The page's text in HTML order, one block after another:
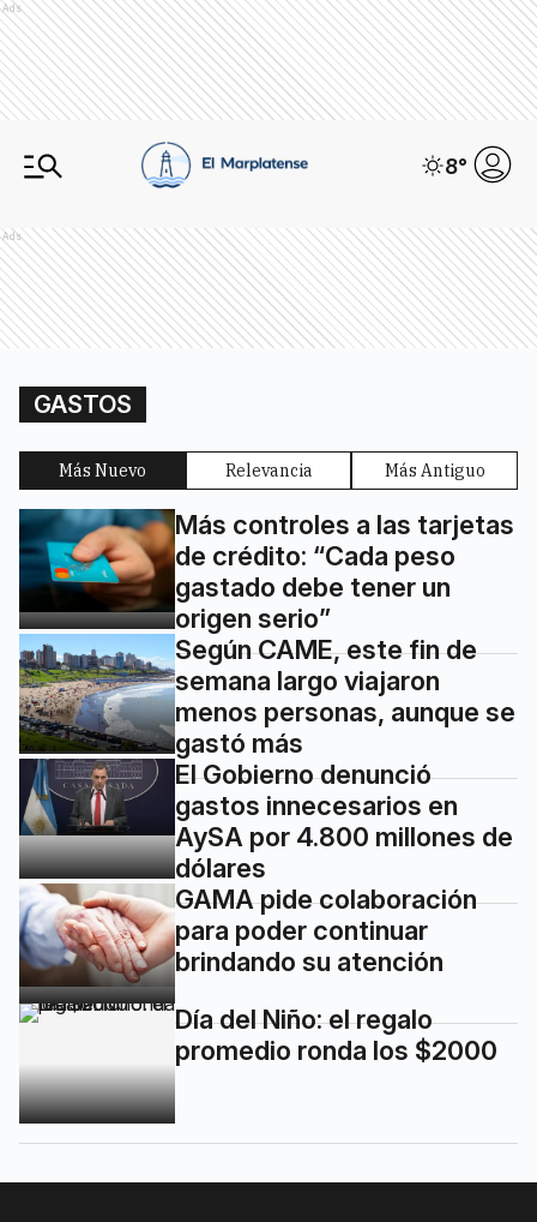
Ads
8°
Ads
GASTOS
Más Nuevo Relevancia Más Antiguo
Más controles a las tarjetas
de crédito: “Cada peso
gastado debe tener un
origen serio”
Según CAME, este fin de
semana largo viajaron
menos personas, aunque se
gastó más
El Gobierno denunció
gastos innecesarios en
AySA por 4.800 millones de
dólares
GAMA pide colaboración
para poder continuar
brindando su atención
Día del Niño: el regalo
promedio ronda los $2000